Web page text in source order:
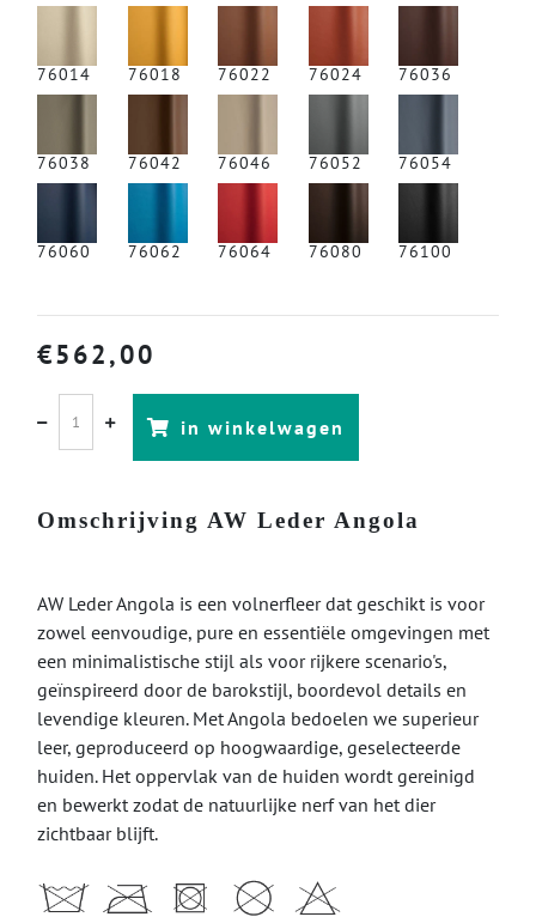
76014 76018 76022 76024 76036
76038 76042 76046 76052 76054
76060 76062 76064 76080 76100
€562,00
in winkelwagen
Omschrijving AW Leder Angola
AW Leder Angola is een volnerfleer dat geschikt is voor
zowel eenvoudige, pure en essentiële omgevingen met
een minimalistische stijl als voor rijkere scenario's,
geïnspireerd door de barokstijl, boordevol details en
levendige kleuren. Met Angola bedoelen we superieur
leer, geproduceerd op hoogwaardige, geselecteerde
huiden. Het oppervlak van de huiden wordt gereinigd
en bewerkt zodat de natuurlijke nerf van het dier
zichtbaar blijft.